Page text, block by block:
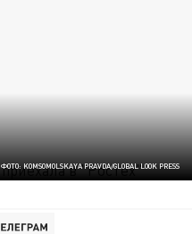
ФОТО: KOMSOMOLSKAYA PRAVDA/GLOBAL LOOK PRESS